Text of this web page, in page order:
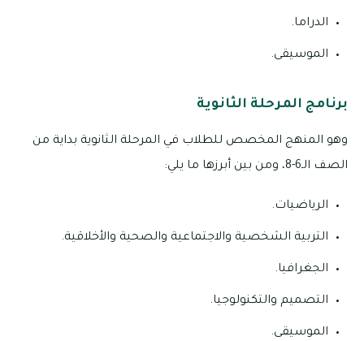
الدراما.
الموسيقى.
برنامج المرحلة الثانوية
وهو المنهج المخصص للطلاب في المرحلة الثانوية بداية من
الصف الـ6-8، ومن بين أبرزها ما يلي:
الرياضيات.
التربية الشخصية والاجتماعية والصحية والأخلاقية.
الجغرافيا.
التصميم والتكنولوجيا.
الموسيقى.